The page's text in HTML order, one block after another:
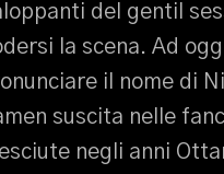
del gentil
la scena. Ad
il nome di
suscita nelle
negli anni